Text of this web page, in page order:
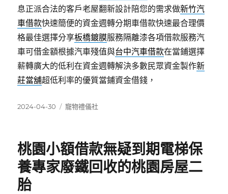
息正派合法的客戶老屋翻新設計陪您的需求做新竹汽
車借款快速簡便的資金週轉分期車借款快速最合理價
格最佳選擇分享板橋鍍膜服務隔離漆各項借款服務汽
車可借金額根據汽車殘值與台中汽車借款在當鋪選擇
薪轉廣大的低利在資金週轉解決多數民眾資金製作新
莊當舖超低利率的優質當鋪資金借錢，
發
2024-04-30
分
寵物禮儀社
桃園小額借款無疑到期電梯保
養專家廢鐵回收的桃園房屋二
胎